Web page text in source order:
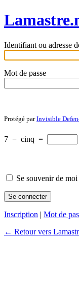
Identifiant ou adresse
Mot de passe
Protégé parInvisible
7 − cinq =
Se souvenir de moi
Inscription | Mot de
← Retour vers